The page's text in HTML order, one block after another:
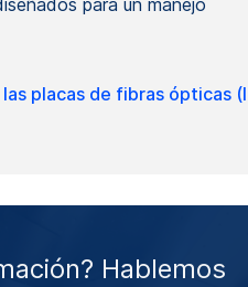
para un manejo
placas de fibras ópticas
Hablemos